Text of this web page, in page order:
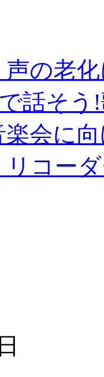
の老
話そう
会に
リコー